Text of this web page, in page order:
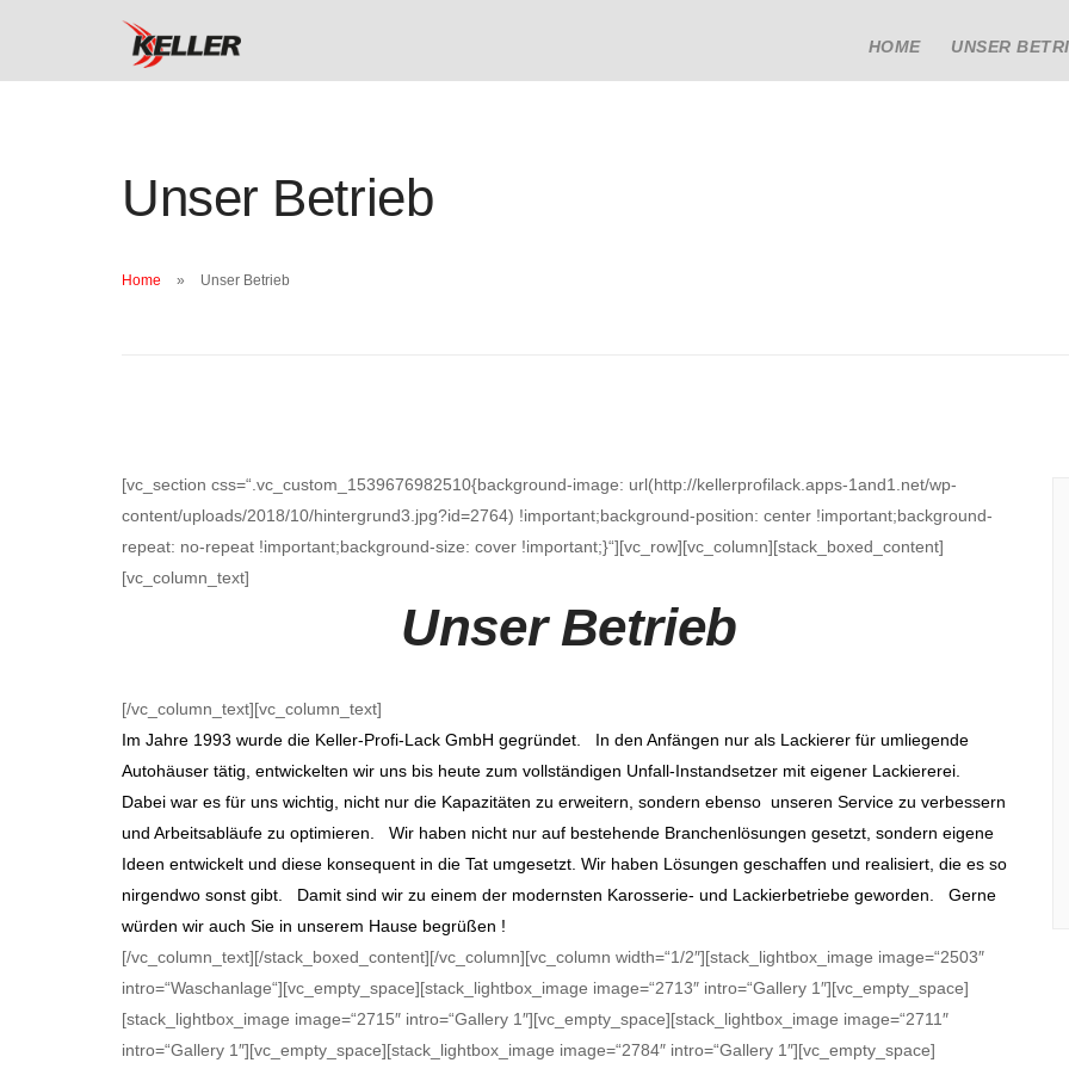
HOME UNSER
Unser Betrieb
Home Unser Betrieb
[vc_section css=“.vc_custom_1539676982510{background-image: url(http://kellerprofilack.apps-1and1.net/wp-
content/uploads/2018/10/hintergrund3.jpg?id=2764) !important;background-position: center !important;background-
repeat: no-repeat !important;background-size: cover !important;}“][vc_row][vc_column][stack_boxed_content]
[vc_column_text]
Unser Betrieb
[/vc_column_text][vc_column_text]
Im Jahre 1993 wurde die Keller-Profi-Lack GmbH gegründet. In den Anfängen nur als Lackierer für umliegende
Autohäuser tätig, entwickelten wir uns bis heute zum vollständigen Unfall-Instandsetzer mit eigener Lackiererei.
Dabei war es für uns wichtig, nicht nur die Kapazitäten zu erweitern, sondern ebenso unseren Service zu verbessern
und Arbeitsabläufe zu optimieren. Wir haben nicht nur auf bestehende Branchenlösungen gesetzt, sondern eigene
Ideen entwickelt und diese konsequent in die Tat umgesetzt. Wir haben Lösungen geschaffen und realisiert, die es so
nirgendwo sonst gibt. Damit sind wir zu einem der modernsten Karosserie- und Lackierbetriebe geworden. Gerne
würden wir auch Sie in unserem Hause begrüßen !
[/vc_column_text][/stack_boxed_content][/vc_column][vc_column width=“1/2″][stack_lightbox_image image=“2503″
intro=“Waschanlage“][vc_empty_space][stack_lightbox_image image=“2713″ intro=“Gallery 1″][vc_empty_space]
[stack_lightbox_image image=“2715″ intro=“Gallery 1″][vc_empty_space][stack_lightbox_image image=“2711″
intro=“Gallery 1″][vc_empty_space][stack_lightbox_image image=“2784″ intro=“Gallery 1″][vc_empty_space]